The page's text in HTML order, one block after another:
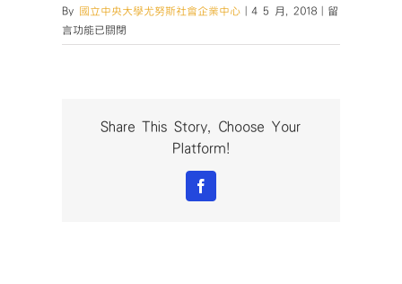
By 國立中央大學尤努斯社會企業中心 4 5 月, 2018
在
中
留
言功能已關閉
Share This Story, Choose Your
Platform!
Facebook